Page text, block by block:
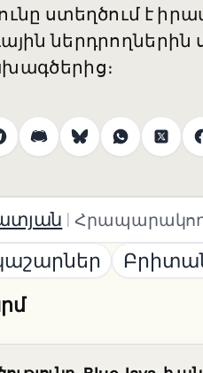
ստեղծում է
ներդրողներին
|